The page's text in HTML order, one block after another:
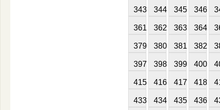
343 344 345 346
361 362 363 364
379 380 381 382
397 398 399 400
415 416 417 418
433 434 435 436